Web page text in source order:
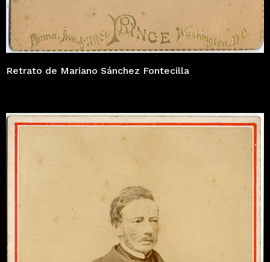
Retrato de Mariano Sánchez Fontecilla